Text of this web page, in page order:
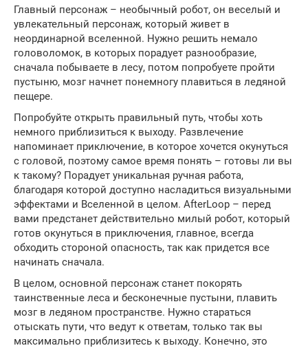
Главный персонаж – необычный робот, он веселый и
увлекательный персонаж, который живет в
неординарной вселенной. Нужно решить немало
головоломок, в которых порадует разнообразие,
сначала побываете в лесу, потом попробуете пройти
пустыню, мозг начнет понемногу плавиться в ледяной
пещере.
Попробуйте открыть правильный путь, чтобы хоть
немного приблизиться к выходу. Развлечение
напоминает приключение, в которое хочется окунуться
с головой, поэтому самое время понять – готовы ли вы
к такому? Порадует уникальная ручная работа,
благодаря которой доступно насладиться визуальными
эффектами и Вселенной в целом. AfterLoop – перед
вами предстанет действительно милый робот, который
готов окунуться в приключения, главное, всегда
обходить стороной опасность, так как придется все
начинать сначала.
В целом, основной персонаж станет покорять
таинственные леса и бесконечные пустыни, плавить
мозг в ледяном пространстве. Нужно стараться
отыскать пути, что ведут к ответам, только так вы
максимально приблизитесь к выходу. Конечно, это